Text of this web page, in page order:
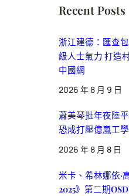
Recent Posts
浙江建德：匯查
級人士氣力 打造
中國網
2026 年 8 月 9 日
蕭美琴批年夜陸
恐成打壓億嵐工
2026 年 8 月 8 日
米卡、希林娜依·
2025》第二期